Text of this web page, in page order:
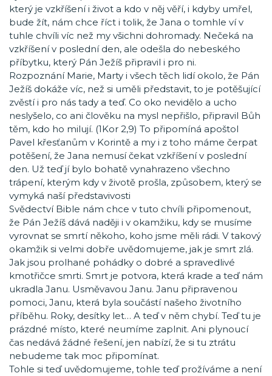
který je vzkříšení i život a kdo v něj věří, i kdyby umřel,
bude žít, nám chce říct i tolik, že Jana o tomhle ví v
tuhle chvíli víc než my všichni dohromady. Nečeká na
vzkříšení v poslední den, ale odešla do nebeského
příbytku, který Pán Ježíš připravil i pro ni.
Rozpoznání Marie, Marty i všech těch lidí okolo, že Pán
Ježíš dokáže víc, než si uměli představit, to je potěšující
zvěstí i pro nás tady a teď. Co oko nevidělo a ucho
neslyšelo, co ani člověku na mysl nepřišlo, připravil Bůh
těm, kdo ho milují. (1Kor 2,9) To připomíná apoštol
Pavel křesťanům v Korintě a my i z toho máme čerpat
potěšení, že Jana nemusí čekat vzkříšení v poslední
den. Už teď jí bylo bohatě vynahrazeno všechno
trápení, kterým kdy v životě prošla, způsobem, který se
vymyká naší představivosti
Svědectví Bible nám chce v tuto chvíli připomenout,
že Pán Ježíš dává naději i v okamžiku, kdy se musíme
vyrovnat se smrtí někoho, koho jsme měli rádi. V takový
okamžik si velmi dobře uvědomujeme, jak je smrt zlá.
Jak jsou prolhané pohádky o dobré a spravedlivé
kmotřičce smrti. Smrt je potvora, která krade a teď nám
ukradla Janu. Usměvavou Janu. Janu připravenou
pomoci, Janu, která byla součástí našeho životního
příběhu. Roky, desítky let… A teď v něm chybí. Teď tu je
prázdné místo, které neumíme zaplnit. Ani plynoucí
čas nedává žádné řešení, jen nabízí, že si tu ztrátu
nebudeme tak moc připomínat.
Tohle si teď uvědomujeme, tohle teď prožíváme a není